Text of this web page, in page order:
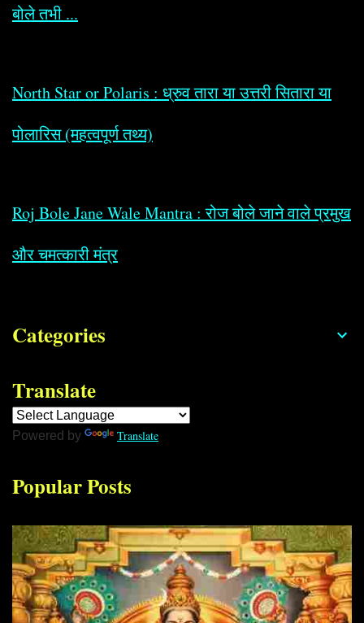
बोले तभी ...
North Star or Polaris : ध्रुव तारा या उत्तरी सितारा या
पोलारिस (महत्वपूर्ण तथ्य)
Roj Bole Jane Wale Mantra : रोज बोले जाने वाले प्रमुख
और चमत्कारी मंत्र
Categories
Translate
Powered by Translate
Popular Posts